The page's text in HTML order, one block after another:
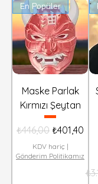
En Popüler
Maske Parlak
Kırmızı Şeytan
Normal Fiyat
₺446,00 İndirimli
₺401,40
KDV hariç |
Gönderim Politikamız